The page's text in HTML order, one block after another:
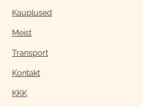
Kauplused
Meist
Transport
Kontakt
KKK